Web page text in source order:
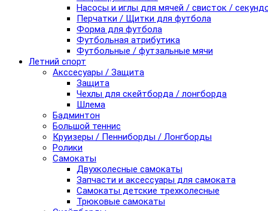
Насосы и иглы для мячей / свисток /
Перчатки / Щитки для футбола
Форма для футбола
Футбольная атрибутика
Футбольные / футзальные мячи
Летний спорт
Акссесуары / Защита
Защита
Чехлы для скейтборда / лонгборда
Шлема
Бадминтон
Большой теннис
Круизеры / Пенниборды / Лонгборды
Ролики
Самокаты
Двухколесные самокаты
Запчасти и аксессуары для самоката
Самокаты детские трехколесные
Трюковые самокаты